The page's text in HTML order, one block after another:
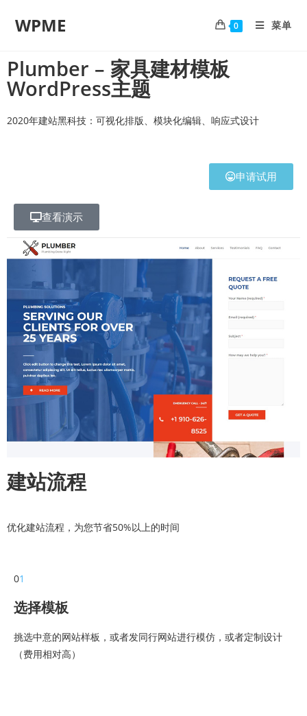
WPME 0 菜单
Plumber – 家具建材模板
WordPress主题
2020年建站黑科技：可视化排版、模块化编辑、响应式设计
申请试用
查看演示
建站流程
优化建站流程，为您节省50%以上的时间
01
选择模板
挑选中意的网站样板，或者发同行网站进行模仿，或者定制设计
（费用相对高）